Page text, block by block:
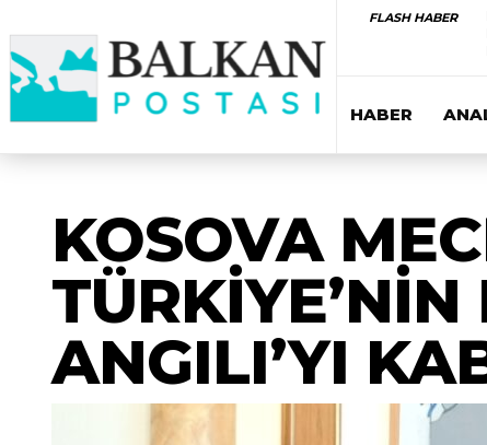
FLASH HABER
HABER
KOSOVA
ANGILI’YI